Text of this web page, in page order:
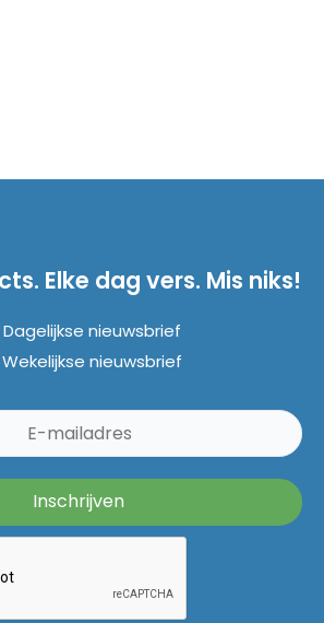
Elke dag vers. Mis niks!
Dagelijkse nieuwsbrief
Wekelijkse nieuwsbrief